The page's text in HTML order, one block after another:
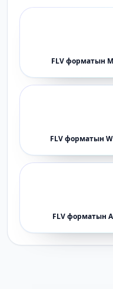
FLV форматын
FLV форматын
FLV форматын